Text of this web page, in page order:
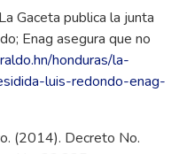
Gaceta publica la junta
Enag asegura que no
honduras/la-
luis-redondo-enag-
(2014). Decreto No.